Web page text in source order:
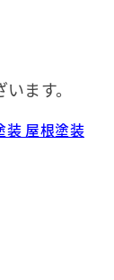
ます。
屋根塗装